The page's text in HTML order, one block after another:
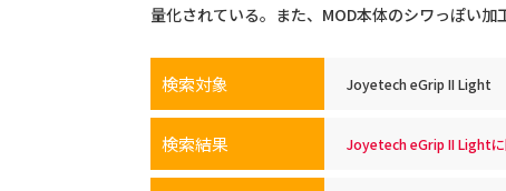
量化されている。また、MOD本体のシワっぽい加
検索対象 Joyetech eGrip II Light
検索結果 Joyetech eGrip II Lightに